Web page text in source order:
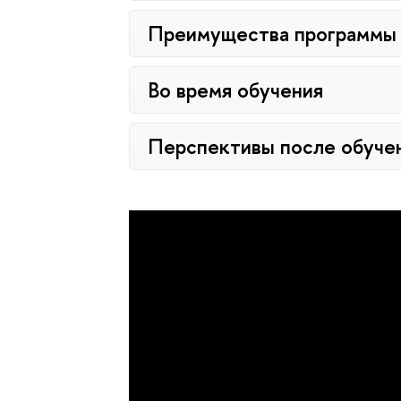
Преимущества программы
Во время обучения
Перспективы после